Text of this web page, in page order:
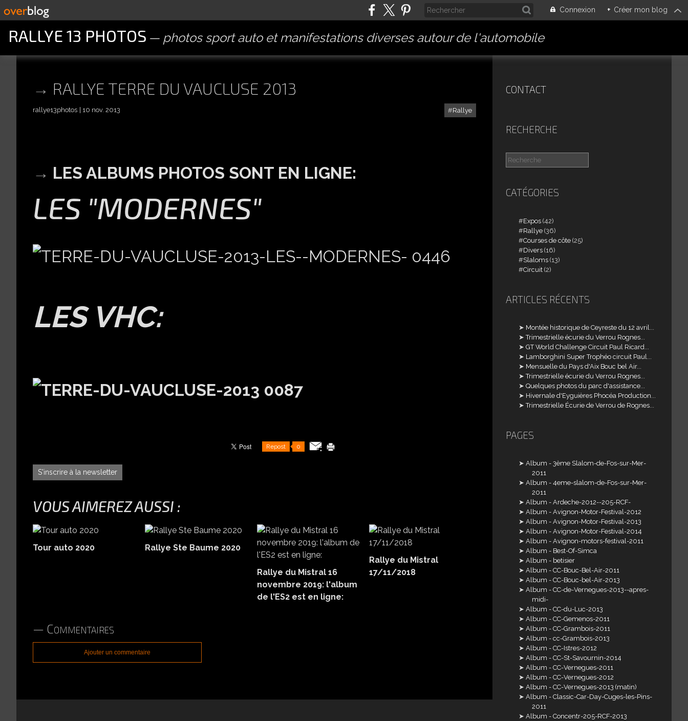
Connexion + Créer mon blog
RALLYE 13 PHOTOS photos sport auto et manifestations diverses autour de l'automobile
RALLYE TERRE DU VAUCLUSE 2013
Rallye
rallye13photos 10 nov. 2013
LES ALBUMS PHOTOS SONT EN LIGNE:
LES "MODERNES"
LES VHC:
Repost 0
S'inscrire à la newsletter
VOUS AIMEREZ AUSSI :
Tour auto 2020 Rallye Ste Baume 2020
Rallye du Mistral 16
novembre 2019: l'album
de l'ES2 est en ligne:
Rallye du Mistral
17/11/2018
Commentaires
Ajouter un commentaire
CONTACT
RECHERCHE
CATÉGORIES
Expos (42)
Rallye (36)
Courses de côte (25)
Divers (16)
Slaloms (13)
Circuit (2)
ARTICLES RÉCENTS
Montée historique de Ceyreste du 12 avril...
Trimestrielle écurie du Verrou Rognes...
GT World Challenge Circuit Paul Ricard...
Lamborghini Super Trophéo circuit Paul...
Mensuelle du Pays d'Aix Bouc bel Air...
Trimestrielle écurie du Verrou Rognes...
Quelques photos du parc d'assistance...
Hivernale d'Eyguières Phocéa Production...
Trimestrielle Écurie de Verrou de Rognes...
PAGES
Album - 3ème Slalom-de-Fos-sur-Mer-
2011
Album - 4eme-slalom-de-Fos-sur-Mer-
2011
Album - Ardeche-2012--205-RCF-
Album - Avignon-Motor-Festival-2012
Album - Avignon-Motor-Festival-2013
Album - Avignon-Motor-Festival-2014
Album - Avignon-motors-festival-2011
Album - Best-Of-Simca
Album - betisier
Album - CC-Bouc-Bel-Air-2011
Album - CC-Bouc-bel-Air-2013
Album - CC-de-Vernegues-2013--apres-
midi-
Album - CC-du-Luc-2013
Album - CC-Gemenos-2011
Album - CC-Grambois-2011
Album - cc-Grambois-2013
Album - CC-Istres-2012
Album - CC-St-Savournin-2014
Album - CC-Vernegues-2011
Album - CC-Vernegues-2012
Album - CC-Vernegues-2013 (matin)
Album - Classic-Car-Day-Cuges-les-Pins-
2011
Album - Concentr-205-RCF-2013